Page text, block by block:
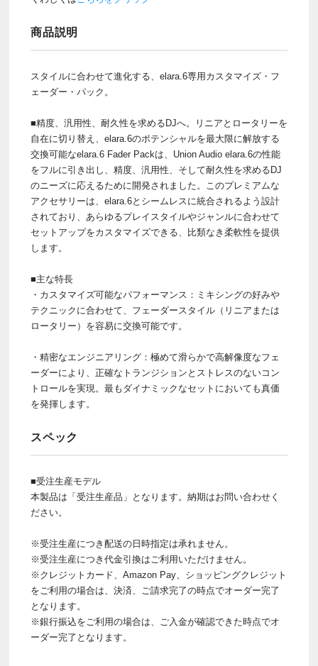
商品説明
スタイルに合わせて進化する、elara.6専用カスタマイズ・フ
ェーダー・パック。
■精度、汎用性、耐久性を求めるDJへ。リニアとロータリーを
自在に切り替え、elara.6のポテンシャルを最大限に解放する
交換可能なelara.6 Fader Packは、Union Audio elara.6の性能
をフルに引き出し、精度、汎用性、そして耐久性を求めるDJ
のニーズに応えるために開発されました。このプレミアムな
アクセサリーは、elara.6とシームレスに統合されるよう設計
されており、あらゆるプレイスタイルやジャンルに合わせて
セットアップをカスタマイズできる、比類なき柔軟性を提供
します。
■主な特長
・カスタマイズ可能なパフォーマンス：ミキシングの好みや
テクニックに合わせて、フェーダースタイル（リニアまたは
ロータリー）を容易に交換可能です。
・精密なエンジニアリング：極めて滑らかで高解像度なフェ
ーダーにより、正確なトランジションとストレスのないコン
トロールを実現。最もダイナミックなセットにおいても真価
を発揮します。
スペック
■受注生産モデル
本製品は「受注生産品」となります。納期はお問い合わせく
ださい。
※受注生産につき配送の日時指定は承れません。
※受注生産につき代金引換はご利用いただけません。
※クレジットカード、Amazon Pay、ショッピングクレジット
をご利用の場合は、決済、ご請求完了の時点でオーダー完了
となります。
※銀行振込をご利用の場合は、ご入金が確認できた時点でオ
ーダー完了となります。